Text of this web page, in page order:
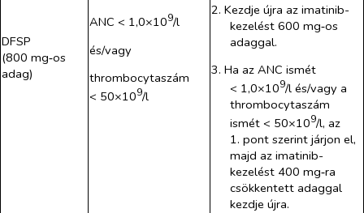
DFSP
(800 mg‑os
adag)
ANC < 1,0×109/l
és/vagy
thrombocytaszám
< 50×109/l
2. Kezdje újra az imatinib-
kezelést 600 mg‑os
adaggal.
3. Ha az ANC ismét
< 1,0×109/l és/vagy a
thrombocytaszám
ismét < 50×109/l, az
1. pont szerint járjon el,
majd az imatinib-
kezelést 400 mg‑ra
csökkentett adaggal
kezdje újra.